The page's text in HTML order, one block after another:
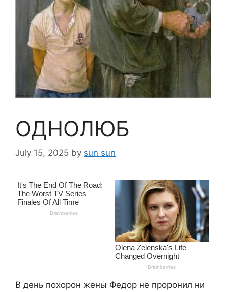
ОДНОЛЮБ
July 15, 2025 by sun sun
В день похорон жены Федор не проронил ни